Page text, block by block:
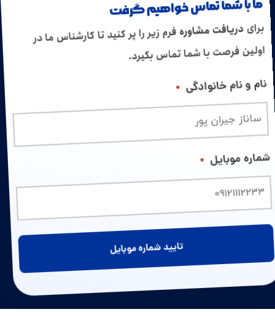
ما با شما تماس خواهیم گرفت
برایدریافت مشاوره فرم زیر را پر کنید تا کارشناس ما در
اولین فرصت با شما تماس بگیرد.
نام و نام خانوادگی
شماره موبایل